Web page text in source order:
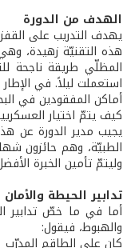
الهدف من الدورة
يهدف التدريب على
هذه التقنيّة زهيدة،
المظلّي طريقة ناجحة
استعملت ليلاً. في
أماكن المفقودين في
كيف يتمّ اختيار
وليتمّ تأمين الخبرة
تدابير الحيطة والأمان
أما في ما خصّ تدابير
والهبوط، فيقول: